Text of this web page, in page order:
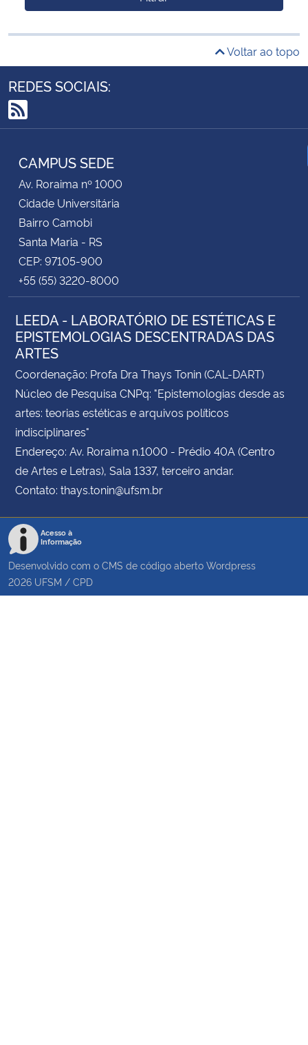
Voltar ao topo
REDES SOCIAIS:
RSS
CAMPUS SEDE
Av. Roraima nº 1000
Cidade Universitária
Bairro Camobi
Santa Maria - RS
CEP: 97105-900
+55 (55) 3220-8000
LEEDA - LABORATÓRIO DE ESTÉTICAS E
EPISTEMOLOGIAS DESCENTRADAS DAS
ARTES
Coordenação: Profa Dra Thays Tonin (CAL-DART)
Núcleo de Pesquisa CNPq: "Epistemologias desde as
artes: teorias estéticas e arquivos políticos
indisciplinares"
Endereço: Av. Roraima n.1000 - Prédio 40A (Centro
de Artes e Letras), Sala 1337, terceiro andar.
Contato: thays.tonin@ufsm.br
Acesso à
Informação
Desenvolvido com o CMS de código aberto Wordpress
2026 UFSM / CPD